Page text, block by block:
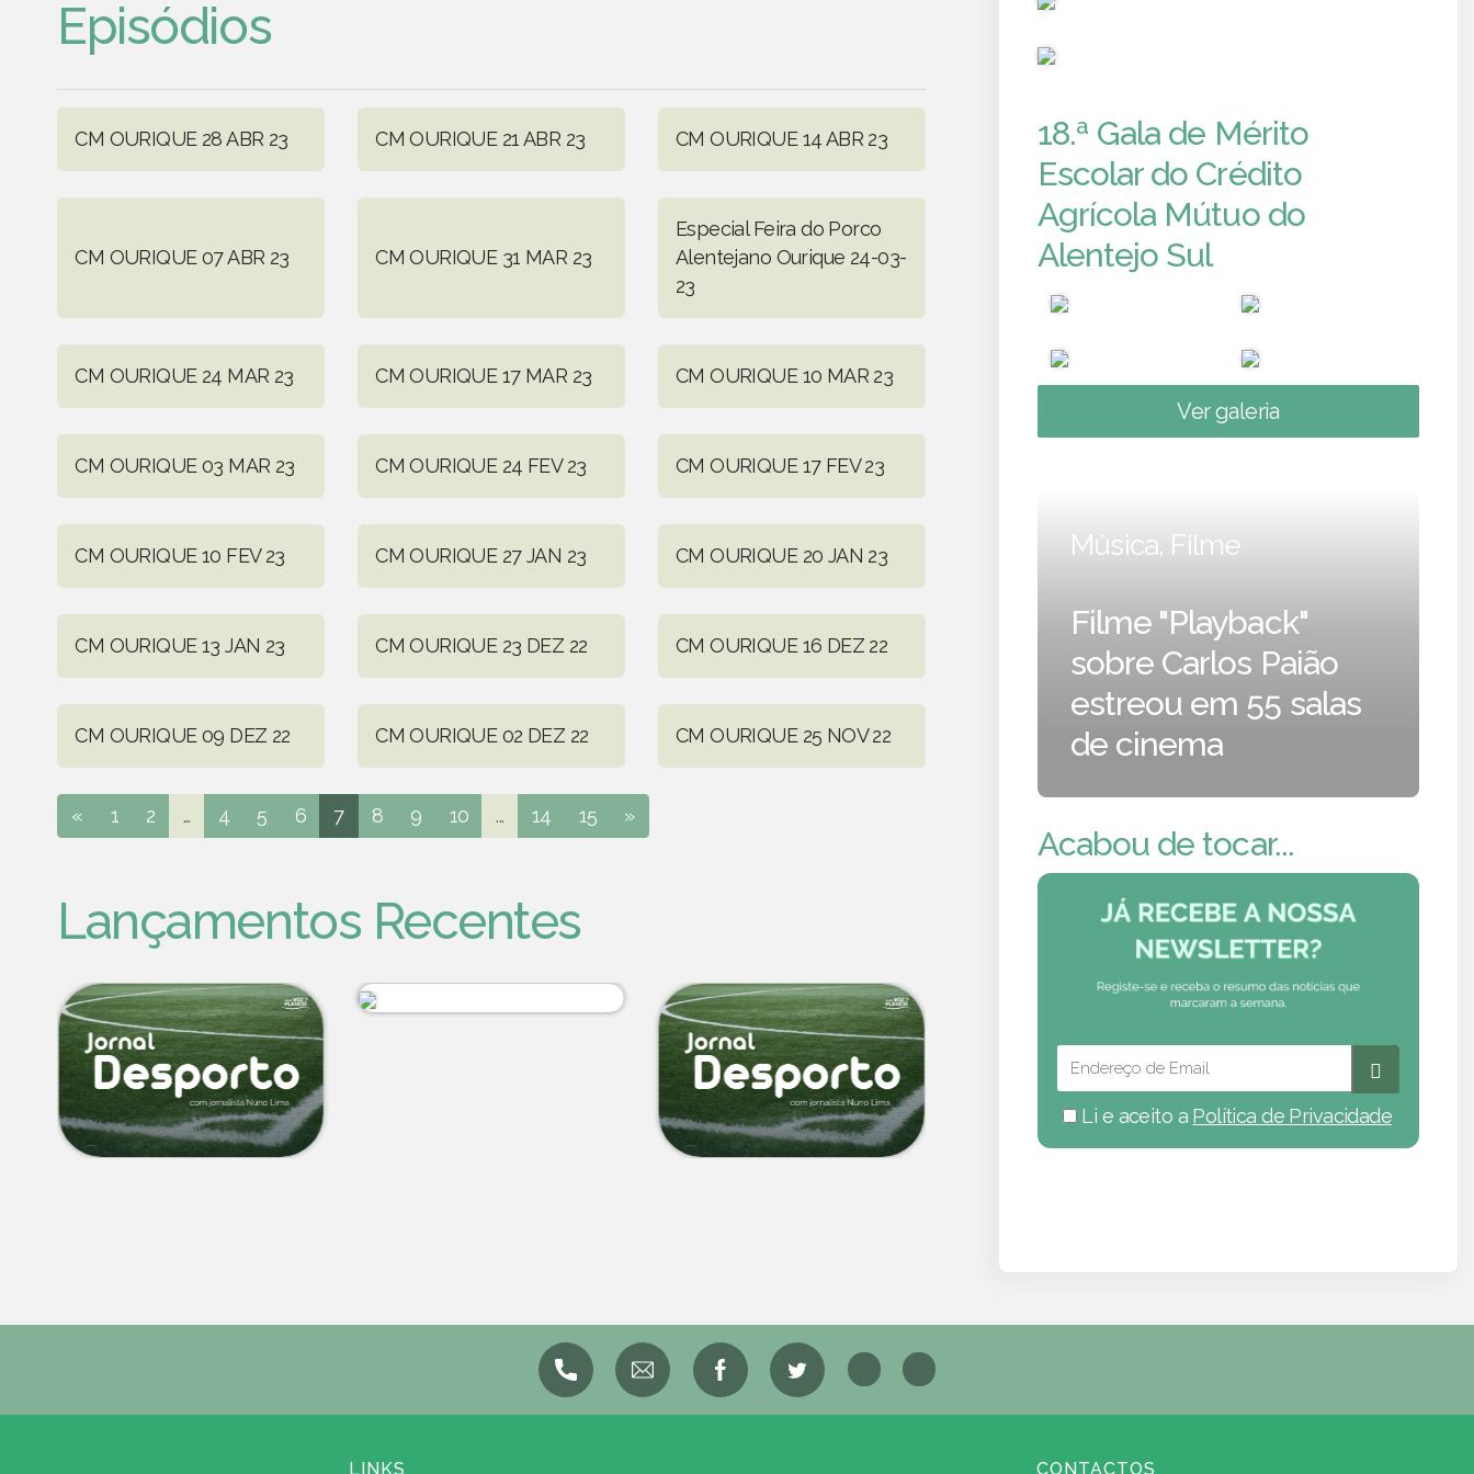
Episódios
CM OURIQUE 28 ABR 23 CM OURIQUE 21 ABR 23 CM OURIQUE 14 ABR 23
CM OURIQUE 07 ABR 23 CM OURIQUE 31 MAR 23
Especial Feira do Porco
Alentejano Ourique 24-03-
23
CM OURIQUE 24 MAR 23 CM OURIQUE 17 MAR 23 CM OURIQUE 10 MAR 23
CM OURIQUE 03 MAR 23 CM OURIQUE 24 FEV 23 CM OURIQUE 17 FEV 23
CM OURIQUE 10 FEV 23 CM OURIQUE 27 JAN 23 CM OURIQUE 20 JAN 23
CM OURIQUE 13 JAN 23 CM OURIQUE 23 DEZ 22 CM OURIQUE 16 DEZ 22
CM OURIQUE 09 DEZ 22 CM OURIQUE 02 DEZ 22 CM OURIQUE 25 NOV 22
« 1 2 ... 4 5 6 7 8 9 10 ... 14 15 »
Lançamentos Recentes
18.ª Gala de Mérito
Escolar do Crédito
Agrícola Mútuo do
Alentejo Sul
Ver galeria
Música, Filme
Filme "Playback"
sobre Carlos Paião
estreou em 55 salas
de cinema
Acabou de tocar...
Li e aceito a Política de Privacidade
LINKS CONTACTOS